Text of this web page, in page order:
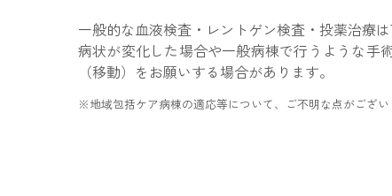
一般的な血液検査・レントゲン検査・投薬治療は
病状が変化した場合や一般病棟で行うような手
（移動）をお願いする場合があります。
※地域包括ケア病棟の適応等について、ご不明な点がござ